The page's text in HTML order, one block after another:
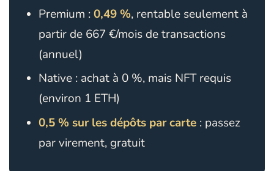
Premium :0,49 %, rentable seulement à
partir de 667 €/mois de transactions
(annuel)
Native : achat à 0 %, mais NFT requis
(environ 1 ETH)
0,5 % sur les dépôts par carte : passez
par virement, gratuit